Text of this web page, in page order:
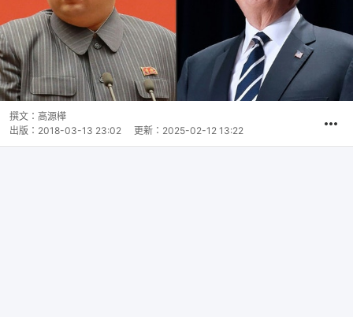
撰文： 高源樺
出版： 2018-03-13 23:02 更新： 2025-02-12 13:22